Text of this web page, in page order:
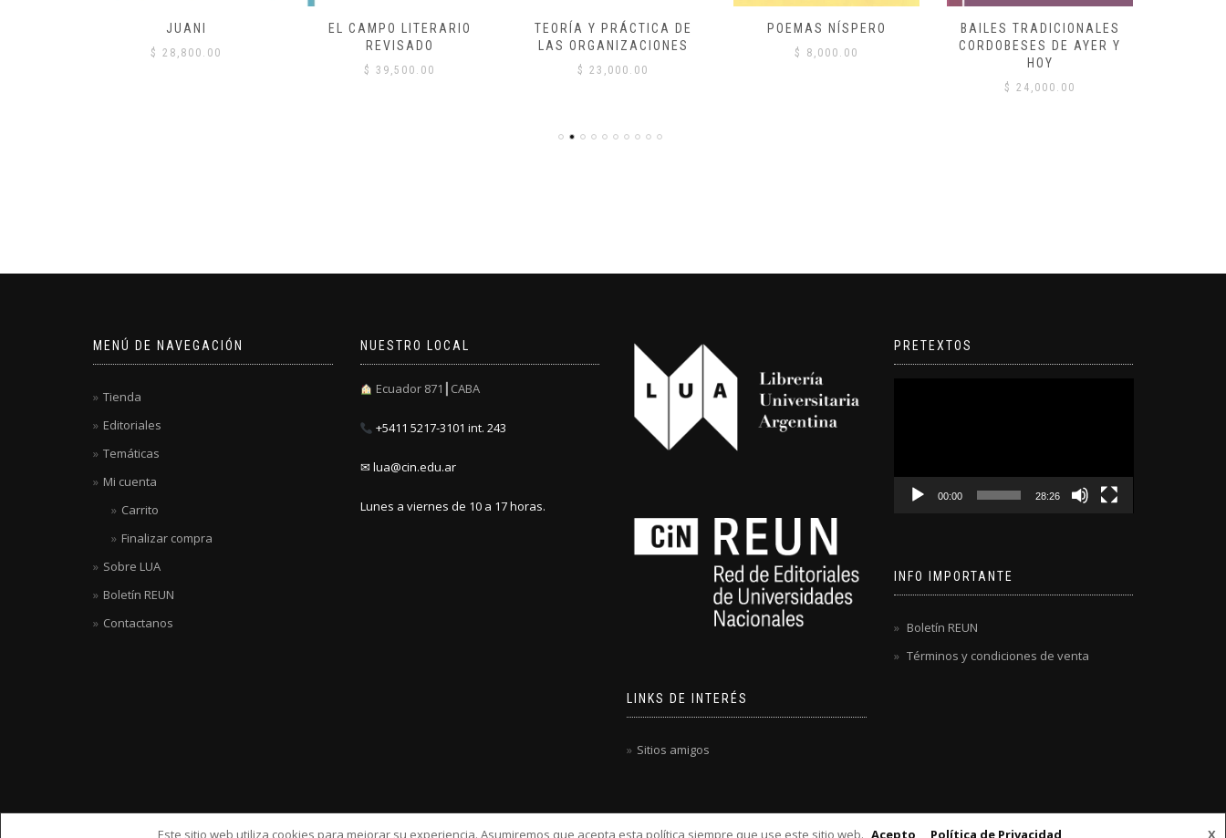
JUANI
$ 28,800.00
EL CAMPO LITERARIO
REVISADO
$ 39,500.00
TEORÍA Y PRÁCTICA DE
LAS ORGANIZACIONES
$ 23,000.00
POEMAS NÍSPERO
$ 8,000.00
BAILES TRADICIONALES
CORDOBESES DE AYER Y
HOY
$ 24,000.00
MENÚ DE NAVEGACIÓN
Tienda
Editoriales
Temáticas
Mi cuenta
Carrito
Finalizar compra
Sobre LUA
Boletín REUN
Contactanos
NUESTRO LOCAL
Ecuador 871┃CABA
+5411 5217-3101 int. 243
✉ lua@cin.edu.ar
Lunes a viernes de 10 a 17 horas.
LINKS DE INTERÉS
Sitios amigos
PRETEXTOS
00:00 28:26
INFO IMPORTANTE
Boletín REUN
Términos y condiciones de venta
Este sitio web utiliza cookies para mejorar su experiencia. Asumiremos que acepta esta política siempre que use este sitio web. X
Acepto Política de Privacidad